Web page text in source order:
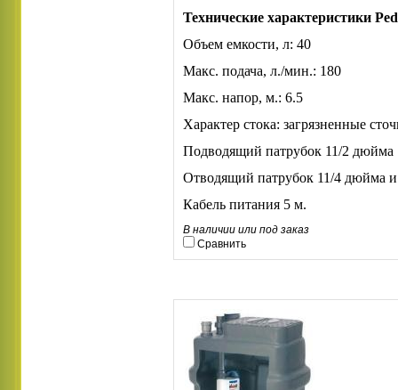
Технические характеристики
Объем емкости, л: 40
Макс. подача, л./мин.: 180
Макс. напор, м.: 6.5
Характер стока: загрязненные
Подводящий патрубок 11/2 дюйма
Отводящий патрубок 11/4 дюйма
Кабель питания 5 м.
В наличии или под заказ
Сравнить